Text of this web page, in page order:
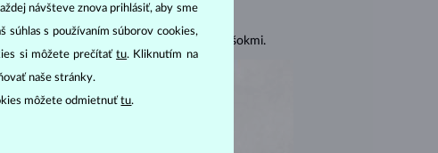
mali chrániť pred tlakom a teplotnými šokmi.
návšteve znova prihlásiť, aby sme
súhlas s používaním súborov cookies,
si môžete prečítaťtu. Kliknutím na
naše stránky.
môžete odmietnuťtu.